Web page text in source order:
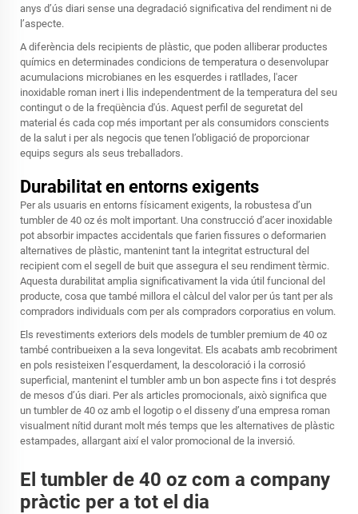
anys d’ús diari sense una degradació significativa del rendiment ni de
l’aspecte.
A diferència dels recipients de plàstic, que poden alliberar productes
químics en determinades condicions de temperatura o desenvolupar
acumulacions microbianes en les esquerdes i ratllades, l'acer
inoxidable roman inert i llis independentment de la temperatura del seu
contingut o de la freqüència d'ús. Aquest perfil de seguretat del
material és cada cop més important per als consumidors conscients
de la salut i per als negocis que tenen l’obligació de proporcionar
equips segurs als seus treballadors.
Durabilitat en entorns exigents
Per als usuaris en entorns físicament exigents, la robustesa d’un
tumbler de 40 oz és molt important. Una construcció d’acer inoxidable
pot absorbir impactes accidentals que farien fissures o deformarien
alternatives de plàstic, mantenint tant la integritat estructural del
recipient com el segell de buit que assegura el seu rendiment tèrmic.
Aquesta durabilitat amplia significativament la vida útil funcional del
producte, cosa que també millora el càlcul del valor per ús tant per als
compradors individuals com per als compradors corporatius en volum.
Els revestiments exteriors dels models de tumbler premium de 40 oz
també contribueixen a la seva longevitat. Els acabats amb recobriment
en pols resisteixen l’esquerdament, la descoloració i la corrosió
superficial, mantenint el tumbler amb un bon aspecte fins i tot després
de mesos d’ús diari. Per als articles promocionals, això significa que
un tumbler de 40 oz amb el logotip o el disseny d’una empresa roman
visualment nítid durant molt més temps que les alternatives de plàstic
estampades, allargant així el valor promocional de la inversió.
El tumbler de 40 oz com a company
pràctic per a tot el dia